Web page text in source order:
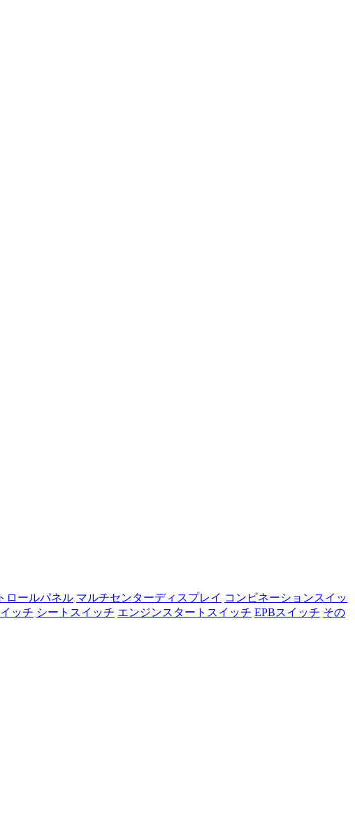
ロールパネル マルチセンターディスプレイ コンビネーションスイッ
ッチ シートスイッチ エンジンスタートスイッチ EPBスイッチ その